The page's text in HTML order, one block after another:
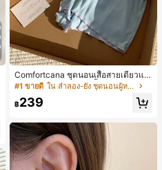
Comfortcana ชุดนอนเสื้อสายเดี่ยวแต่
งระบายและกางเกงขาสั้นสำหรับผู้หญิง
#1 ขายดี ใน ลำลอง-ยัง ชุดนอนผู้หญิง
฿239